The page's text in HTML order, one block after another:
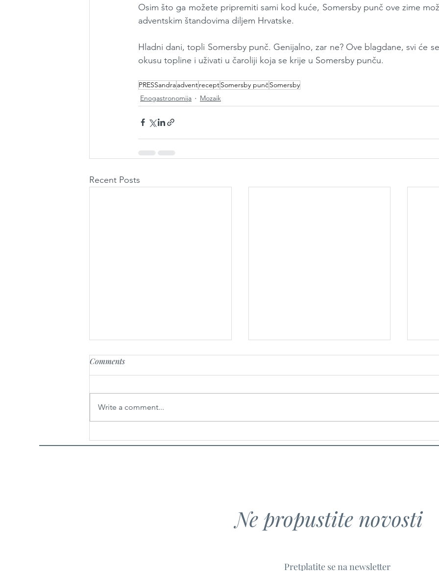
Osim što ga možete pripremiti sami kod kuće, Somersby punč ove zime
adventskim štandovima diljem Hrvatske.
Hladni dani, topli Somersby punč. Genijalno, zar ne? Ove blagdane, svi će
okusu topline i uživati u čaroliji koja se krije u Somersby punču.
PRESSandraadventreceptSomersby punčSomersby
Enogastronomija
Mozaik
Recent Posts
Oscarom® nagrađena „Ničija
film The Milk of Life
Comments
Write a comment...
Ne propustite novosti
Pretplatite se na newsletter